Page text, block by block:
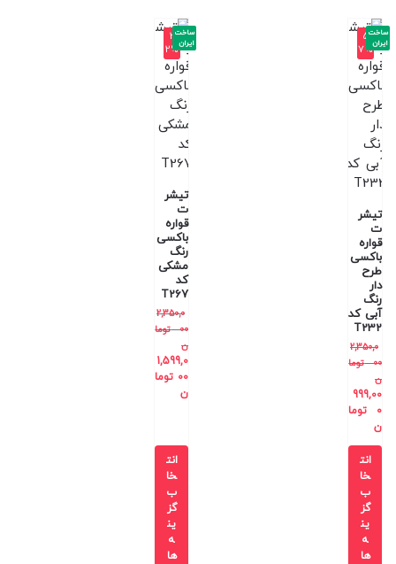
-5
7%
تیشر
ت
قواره
باکسی
طرح
دار
رنگ
آبی کد
T232
2,350,0
00
توما
ن
999,00
0
توما
ن
ساخت
ایران
انت
خا
ب
گز
ین
ه
ها
-3
2%
تیشر
ت
قواره
باکسی
رنگ
مشکی
کد
T267
2,350,0
00
توما
ن
1,599,0
00 توما
ن
ساخت
ایران
انت
خا
ب
گز
ین
ه
ها